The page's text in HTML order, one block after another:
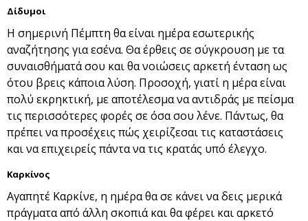
Δίδυμοι
Η σημερινή Πέμπτη θα είναι ημέρα εσωτερικής
αναζήτησης για εσένα. Θα έρθεις σε σύγκρουση με τα
συναισθήματά σου και θα νοιώσεις αρκετή ένταση ως
ότου βρεις κάποια λύση. Προσοχή, γιατί η μέρα είναι
πολύ εκρηκτική, με αποτέλεσμα να αντιδράς με πείσμα
τις περισσότερες φορές σε όσα σου λένε. Πάντως, θα
πρέπει να προσέχεις πώς χειρίζεσαι τις καταστάσεις
και να επιχειρείς πάντα να τις κρατάς υπό έλεγχο.
Καρκίνος
Αγαπητέ Καρκίνε, η ημέρα θα σε κάνει να δεις μερικά
πράγματα από άλλη σκοπιά και θα φέρει και αρκετό